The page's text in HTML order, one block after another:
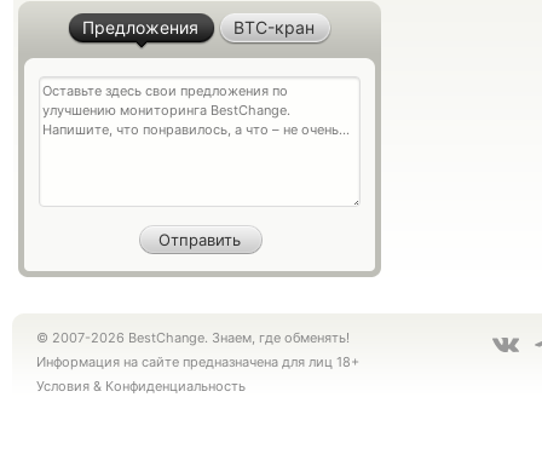
Предложения BTC-кран
© 2007-2026 BestChange. Знаем, где обменять!
Информация на сайте предназначена для лиц 18+
Условия & Конфиденциальность